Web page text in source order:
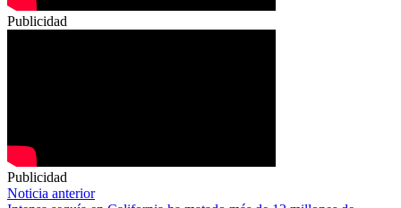
Publicidad
Publicidad
Navegación
Noticia anterior